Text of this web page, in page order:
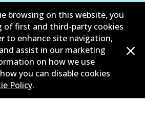
ตัว
ส
browsing on this website, you
of first and third-party cookies
to enhance site navigation,
assist in our marketing
on how we use
you can disable cookies
Policy.